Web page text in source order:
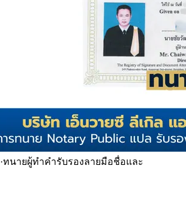
·ทนายผู้ทำคำรับรองลายมือชื่อและ